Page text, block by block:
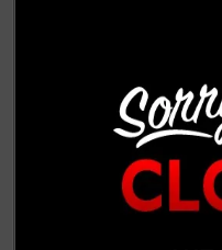
例) 埼玉県所沢市
番地 / 建物 / 会社名